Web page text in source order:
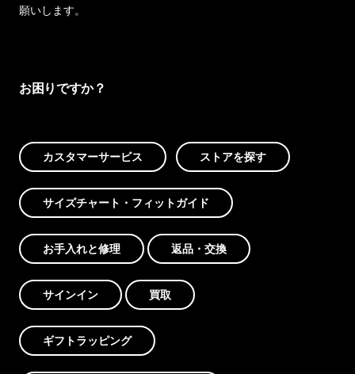
願いします。
お困りですか？
カスタマーサービス ストアを探す
サイズチャート・フィットガイド
お手入れと修理 返品・交換
サインイン 買取
ギフトラッピング